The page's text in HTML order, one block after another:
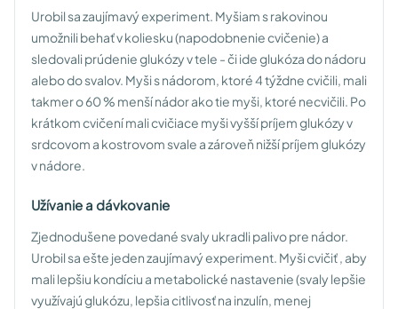
Urobil sa zaujímavý experiment. Myšiam s rakovinou
umožnili behať v koliesku (napodobnenie cvičenie) a
sledovali prúdenie glukózy v tele - či ide glukóza do nádoru
alebo do svalov. Myši s nádorom, ktoré 4 týždne cvičili, mali
takmer o 60 % menší nádor ako tie myši, ktoré necvičili. Po
krátkom cvičení mali cvičiace myši vyšší príjem glukózy v
srdcovom a kostrovom svale a zároveň nižší príjem glukózy
v nádore.
Užívanie a dávkovanie
Zjednodušene povedané svaly ukradli palivo pre nádor.
Urobil sa ešte jeden zaujímavý experiment. Myši cvičiť , aby
mali lepšiu kondíciu a metabolické nastavenie (svaly lepšie
využívajú glukózu, lepšia citlivosť na inzulín, menej